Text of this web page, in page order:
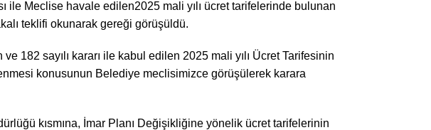
ile Meclise havale edilen2025 mali yılı ücret tarifelerinde bulunan
teklifi okunarak gereği görüşüldü.
182 sayılı kararı ile kabul edilen 2025 mali yılı Ücret Tarifesinin
konusunun Belediye meclisimizce görüşülerek karara
kısmına, İmar Planı Değişikliğine yönelik ücret tarifelerinin